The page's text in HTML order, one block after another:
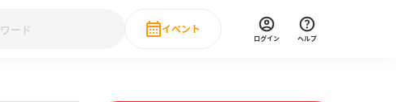
イベント
ログイン ヘルプ